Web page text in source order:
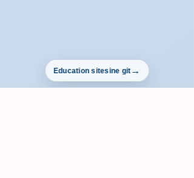
Education sitesine git